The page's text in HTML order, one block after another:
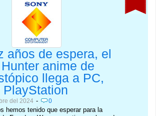
años de espera, el
anime de
llega a PC,
PlayStation
del 2024 - 0
hemos tenido que esperar para la